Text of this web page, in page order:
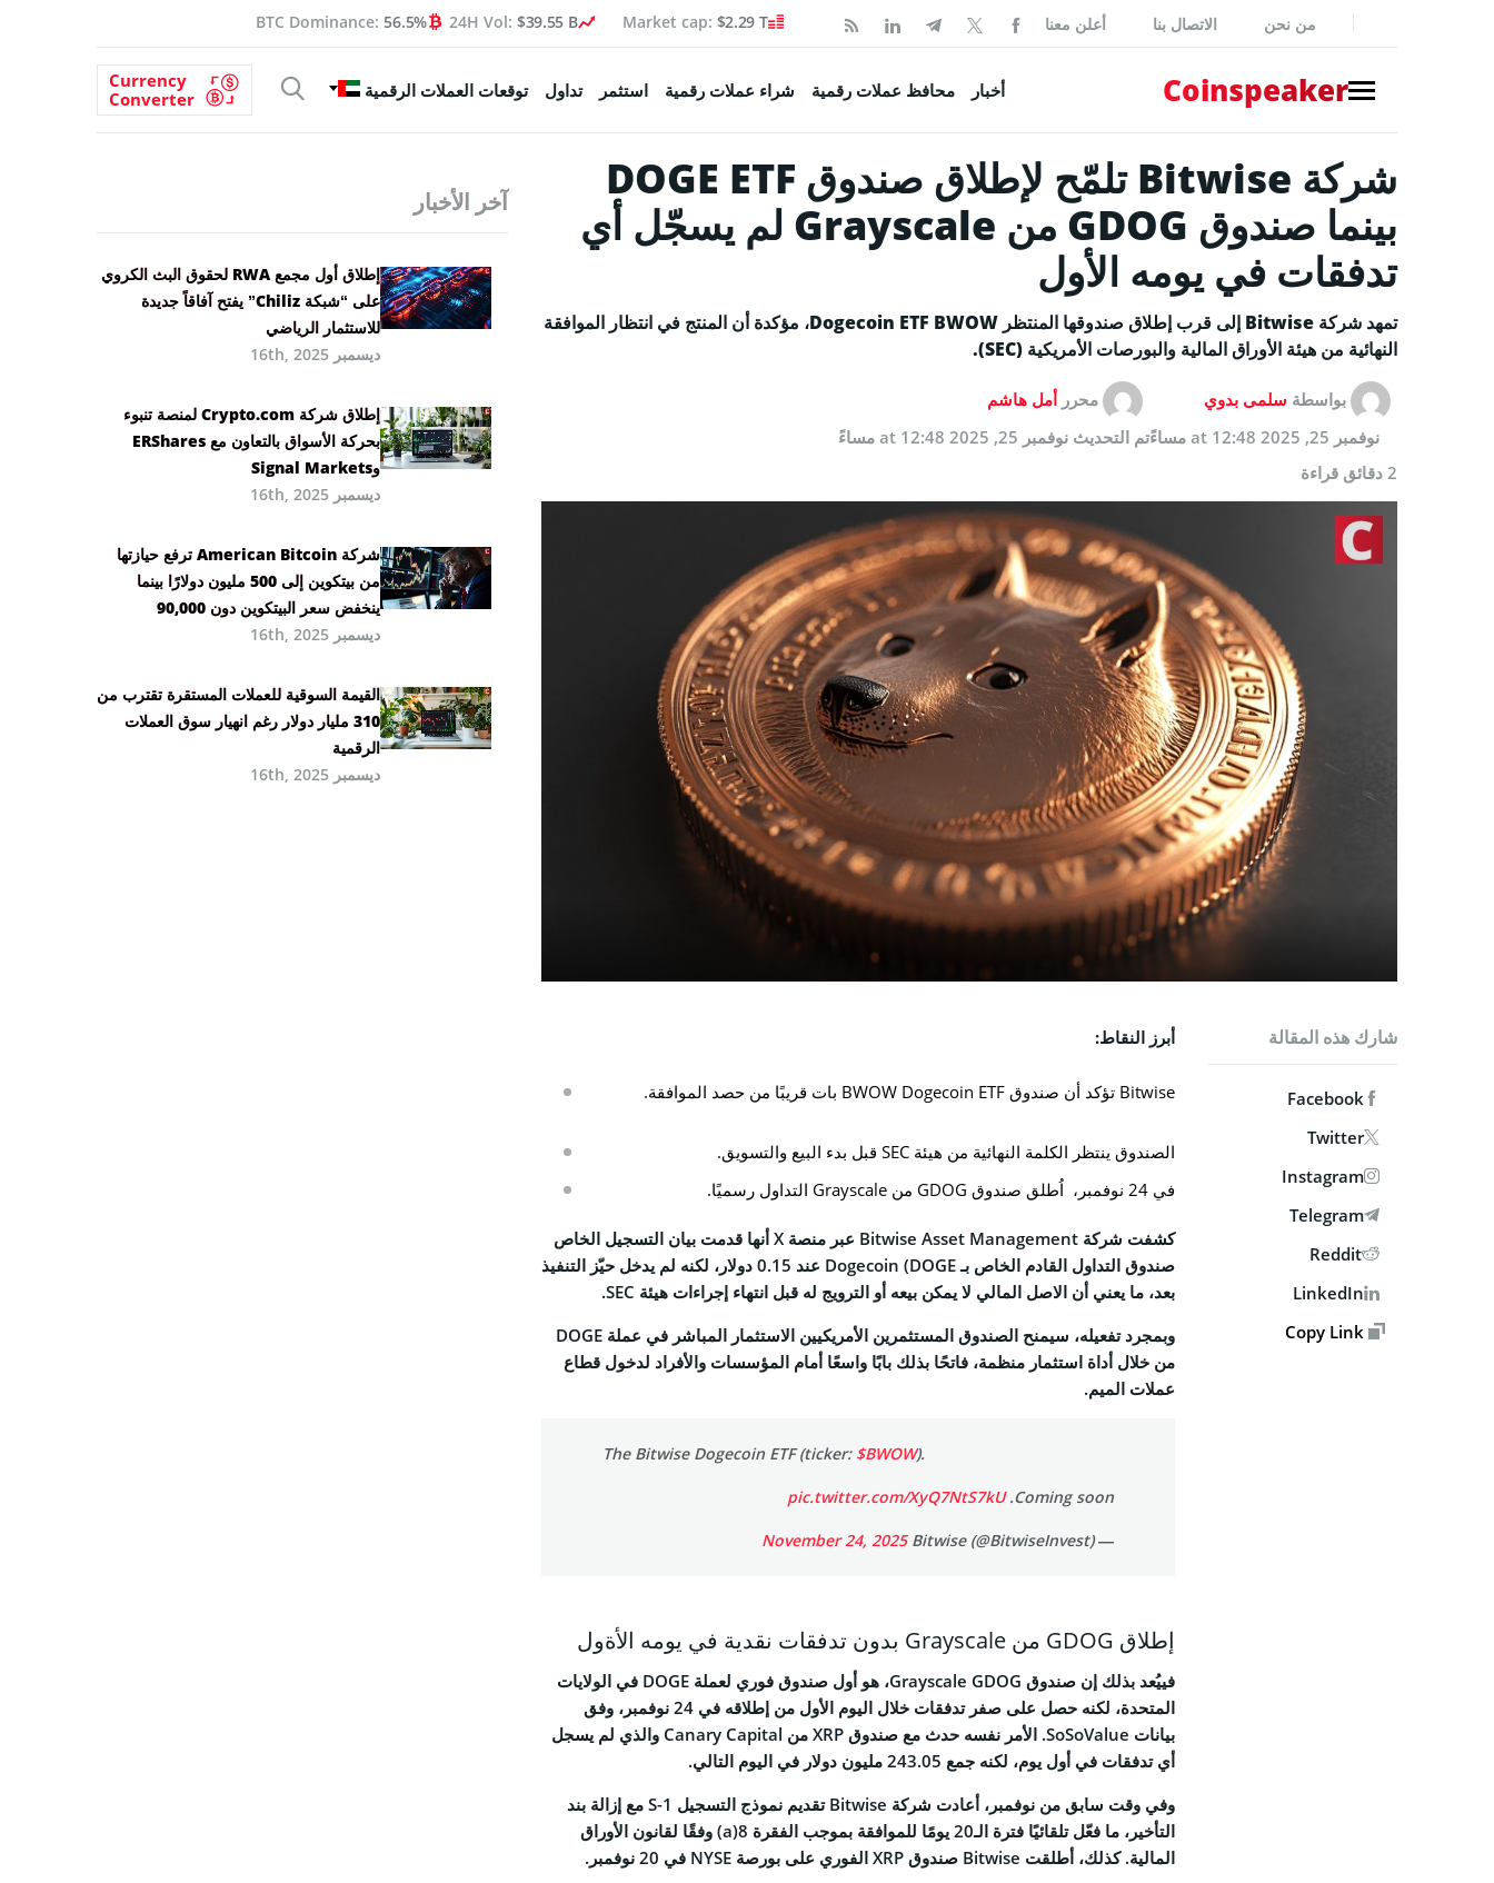
Coinspeaker
NEWS
أخبار بيتكوين
أخبار
إصدارات السوق
بيانات صحفية
أخبار ممولة
GUIDES
أفضل محافظ العملات الرقمية
أفضل عملات رقمية للشراء
أفضل منصات تداول العملات الرقمية
تداول العقود الآجلة للعملات الرقمية
TOOLS
أسعار العملات الرقمية اليوم
سعر Pi Network اليوم
سعر Ethereum اليوم
سعر Solana اليوم
سعر XRP اليوم
الاتصال بنا
الوظائف
السياسة التحريرية
الشروط والأحكام
SOCIAL
Facebook
LinkedIn
© 2026 Coinspeaker LTD.
ALL RIGHTS RESERVED.
Market cap: $2.29 T
24H Vol: $39.55 B
BTC Dominance:56.5% من نحن الاتصال بنا أعلن معنا
Coinspeaker أخبار محافظ عملات رقمية شراء عملات رقمية استثمر تداول توقعات العملات الرقمية
Currency
Converter
شركة Bitwise تلمّح لإطلاق صندوق DOGE ETF
بينما صندوق GDOG من Grayscale لم يسجّل أي
تدفقات في يومه الأول
تمهد شركة Bitwise إلى قرب إطلاق صندوقها المنتظر Dogecoin ETF BWOW، مؤكدة أن المنتج في انتظار الموافقة
النهائية من هيئة الأوراق المالية والبورصات الأمريكية (SEC).
بواسطة سلمى بدوي محرر أمل هاشم
نوفمبر 25, 2025 at 12:48 مساءً
تم التحديث نوفمبر 25, 2025 at 12:48 مساءً
2 دقائق قراءة
شارك هذه المقالة
Facebook
Twitter
Instagram
Telegram
Reddit
LinkedIn
أبرز النقاط:
Bitwise تؤكد أن صندوق BWOW Dogecoin ETF بات قريبًا من حصد الموافقة.
الصندوق ينتظر الكلمة النهائية من هيئة SEC قبل بدء البيع والتسويق.
في 24 نوفمبر، اُطلق صندوق GDOG من Grayscale التداول رسميًا.
كشفت شركة Bitwise Asset Management عبر منصة X أنها قدمت بيان التسجيل الخاص
صندوق التداول القادم الخاص بـ Dogecoin (DOGE عند 0.15 دولار، لكنه لم يدخل حيّز التنفيذ
بعد، ما يعني أن الاصل المالي لا يمكن بيعه أو الترويج له قبل انتهاء إجراءات هيئة SEC.
وبمجرد تفعيله، سيمنح الصندوق المستثمرين الأمريكيين الاستثمار المباشر في عملة DOGE
من خلال أداة استثمار منظمة، فاتحًا بذلك بابًا واسعًا أمام المؤسسات والأفراد لدخول قطاع
عملات الميم.
The Bitwise Dogecoin ETF (ticker: $BWOW).
Coming soon.
pic.twitter.com/XyQ7NtS7kU
— Bitwise (@BitwiseInvest)
November 24, 2025
إطلاق GDOG من Grayscale بدون تدفقات نقدية في يومه الأةول
فييُعد بذلك إن صندوق Grayscale GDOG، هو أول صندوق فوري لعملة DOGE في الولايات
المتحدة، لكنه حصل على صفر تدفقات خلال اليوم الأول من إطلاقه في 24 نوفمبر، وفق
بيانات SoSoValue. الأمر نفسه حدث مع صندوق XRP من Canary Capital والذي لم يسجل
أي تدفقات في أول يوم، لكنه جمع 243.05 مليون دولار في اليوم التالي.
وفي وقت سابق من نوفمبر، أعادت شركة Bitwise تقديم نموذج التسجيل S-1 مع إزالة بند
التأخير، ما فعّل تلقائيًا فترة الـ20 يومًا للموافقة بموجب الفقرة 8(a) وفقًا لقانون الأوراق
المالية. كذلك، أطلقت Bitwise صندوق XRP الفوري على بورصة NYSE في 20 نوفمبر.
آخر الأخبار
إطلاق أول مجمع RWA لحقوق البث الكروي
على “شبكة Chiliz” يفتح آفاقاً جديدة
للاستثمار الرياضي
ديسمبر 16th, 2025
إطلاق شركة Crypto.com لمنصة تنبوء
بحركة الأسواق بالتعاون مع ERShares
وSignal Markets
ديسمبر 16th, 2025
شركة American Bitcoin ترفع حيازتها
من بيتكوين إلى 500 مليون دولارًا بينما
ينخفض سعر البيتكوين دون 90,000
ديسمبر 16th, 2025
القيمة السوقية للعملات المستقرة تقترب من
310 مليار دولار رغم انهيار سوق العملات
الرقمية
ديسمبر 16th, 2025